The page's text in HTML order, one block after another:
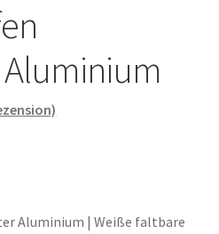
Aluminium | Weiße faltbare